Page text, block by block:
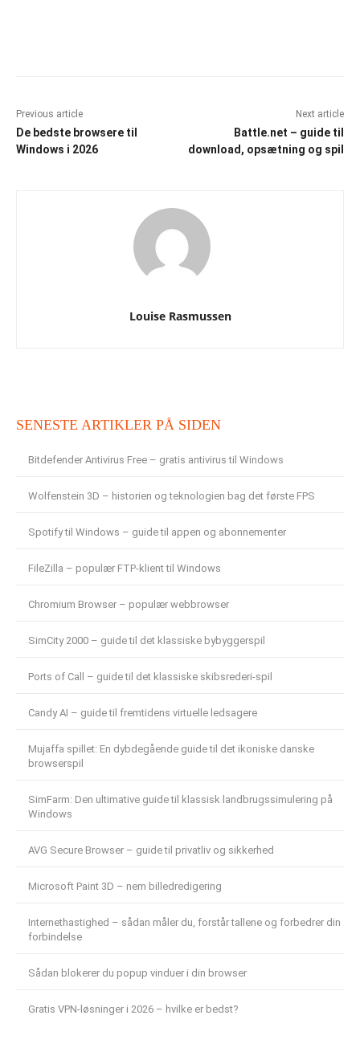
Previous article
De bedste browsere til
Windows i 2026
Next article
Battle.net – guide til
download, opsætning og spil
Louise Rasmussen
SENESTE ARTIKLER PÅ SIDEN
Bitdefender Antivirus Free – gratis antivirus til Windows
Wolfenstein 3D – historien og teknologien bag det første FPS
Spotify til Windows – guide til appen og abonnementer
FileZilla – populær FTP-klient til Windows
Chromium Browser – populær webbrowser
SimCity 2000 – guide til det klassiske bybyggerspil
Ports of Call – guide til det klassiske skibsrederi-spil
Candy AI – guide til fremtidens virtuelle ledsagere
Mujaffa spillet: En dybdegående guide til det ikoniske danske
browserspil
SimFarm: Den ultimative guide til klassisk landbrugssimulering på
Windows
AVG Secure Browser – guide til privatliv og sikkerhed
Microsoft Paint 3D – nem billedredigering
Internethastighed – sådan måler du, forstår tallene og forbedrer din
forbindelse
Sådan blokerer du popup vinduer i din browser
Gratis VPN-løsninger i 2026 – hvilke er bedst?